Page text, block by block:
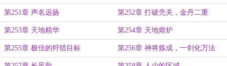
第251章 声名远扬 第252章 打破壳关，金丹二重
第253章 天地精华 第254章 天地熔炉
第255章 极佳的狩猎目标 第256章 神将炼成，一剑化万法